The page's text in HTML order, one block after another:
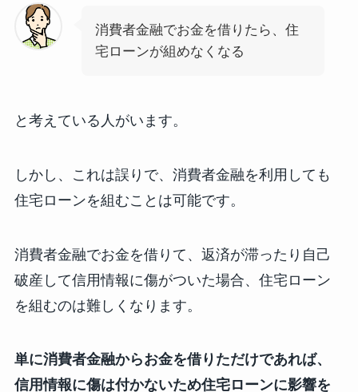
消費者金融でお金を借りたら、住
宅ローンが組めなくなる
と考えている人がいます。
しかし、これは誤りで、消費者金融を利用しても
住宅ローンを組むことは可能です。
消費者金融でお金を借りて、返済が滞ったり自己
破産して信用情報に傷がついた場合、住宅ローン
を組むのは難しくなります。
単に消費者金融からお金を借りただけであれば、
信用情報に傷は付かないため住宅ローンに影響を